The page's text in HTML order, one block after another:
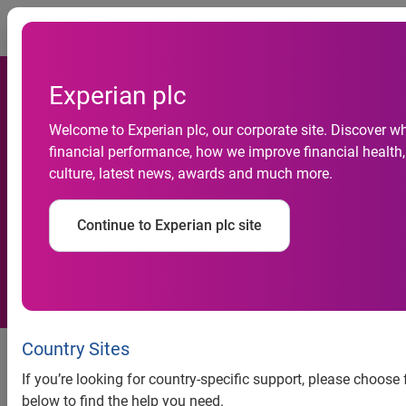
Experian plc
Welcome to Experian plc, our corporate site. Discover
financial performance, how we improve financial
culture, latest news, awards and much more.
Continue to Experian plc site
Country Sites
If you’re looking for country-specific support, please
below to find the help you need.
Inadimplência das empresas
sobe 1,7% em agosto, revela
indicador da Serasa Experian
Inadimplência das empresas
sobe 1,7% em agosto, revela